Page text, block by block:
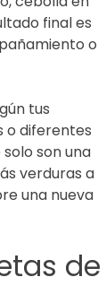
final es
o
tus
o diferentes
son una
verduras a
una nueva
de